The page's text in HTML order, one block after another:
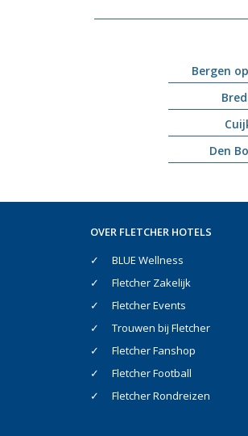
Bergen
Den
OVER FLETCHER HOTELS
BLUE Wellness
Fletcher Zakelijk
Fletcher Events
Trouwen bij Fletcher
Fletcher Fanshop
Fletcher Football
Fletcher Rondreizen